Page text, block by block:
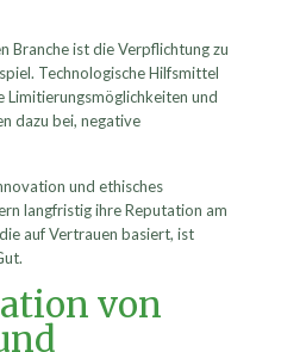
Branche ist die Verpflichtung zu
Technologische Hilfsmittel
Limitierungsmöglichkeiten und
dazu bei, negative
und ethisches
langfristig ihre Reputation am
auf Vertrauen basiert, ist
von